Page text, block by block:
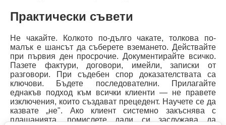
Практически съвети
Не чакайте. Колкото по-дълго чакате, толкова по-
малък е шансът да съберете вземането. Действайте
при първия ден просрочие. Документирайте всичко.
Пазете фактури, договори, имейли, записки от
разговори. При съдебен спор доказателствата са
ключови. Бъдете последователни. Прилагайте
еднакъв подход към всички клиенти — не правете
изключения, които създават прецедент. Научете се да
казвате „не". Ако клиент системно закъснява с
плащанията, помислете дали си заслужава да